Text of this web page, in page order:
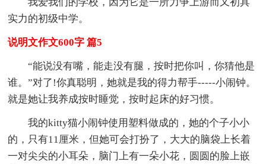
实力的初级中学。
说明文作文600字 篇5
“能说没有嘴，能走没有腿，按时把你叫，你猜他是
谁。”对了!你真聪明，她就是我的得力帮手-----小闹钟。
就是她让我养成按时睡觉，按时起床的好习惯。
我的kitty猫小闹钟使用塑料做成的，她的个子小小
的，只有11厘米，但她可会打扮了，大大的脑袋上长着
一对尖尖的小耳朵，脑门上有一朵小花，圆圆的脸上嵌